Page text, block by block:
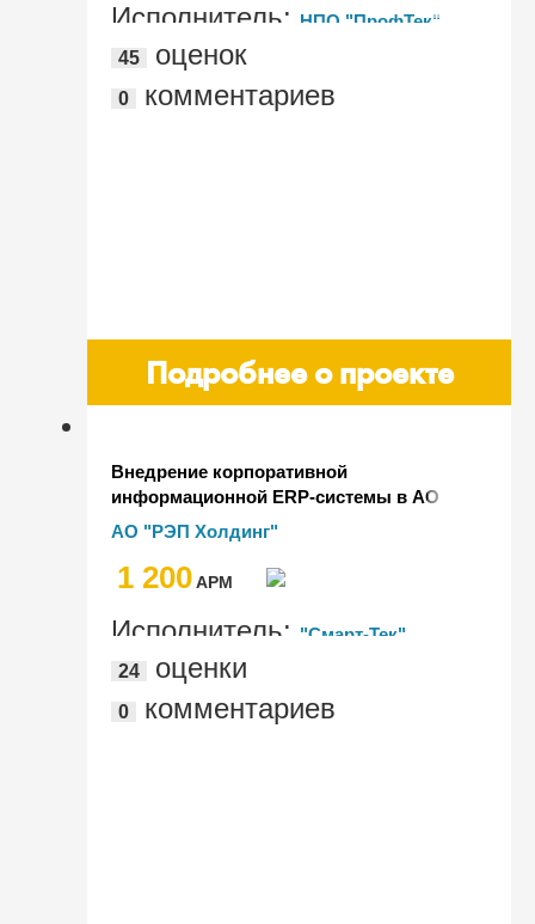
Исполнитель: НПО "ПрофТек"
45
оценок
0 комментариев
Подробнее о проекте
Внедрение корпоративной
информационной ERP-системы в АО
"РЭПХ"
АО "РЭП Холдинг"
1 200AРМ
Исполнитель: "Смарт-Тек",
"СофтБаланс", "Диалог ИТ", "1С-
Рарус", "ITLand", "artIT", "KoderLine",
24 оценки
0 комментариев